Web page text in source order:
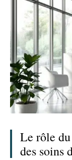
Le rôle
des soins